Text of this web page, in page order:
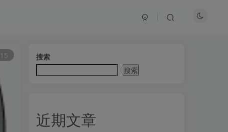
15
搜索
搜索
近期文章